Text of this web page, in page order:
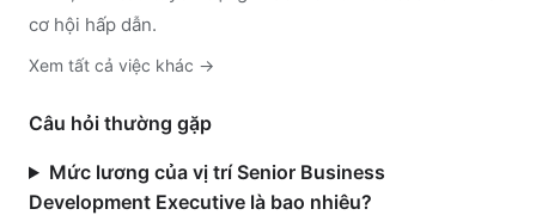
cơ hội hấp dẫn.
Xem tất cả việc khác →
Câu hỏi thường gặp
Mức lương của vị trí Senior Business
Development Executive là bao nhiêu?